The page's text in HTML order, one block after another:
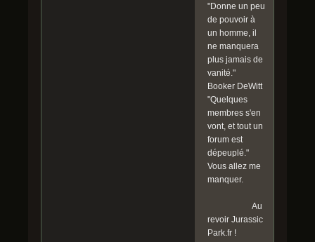
"Donne un peu
de pouvoir à
un homme, il
ne manquera
plus jamais de
vanité."
Booker DeWitt
"Quelques
membres s'en
vont, et tout un
forum est
dépeuplé."
Vous allez me
manquer.
Au
revoir Jurassic
Park.fr !